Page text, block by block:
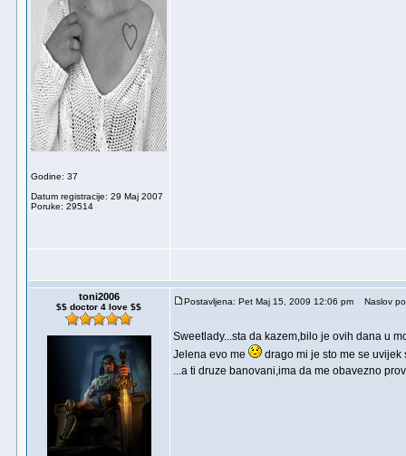
Godine: 37
Datum registracije: 29 Maj 2007
Poruke: 29514
toni2006
$$ doctor 4 love $$
Postavljena: Pet Maj 15, 2009 12:06 pm Naslov
Sweetlady...sta da kazem,bilo je ovih dana u
Jelena evo me
drago mi je sto me se uvijek
...a ti druze banovani,ima da me obavezno